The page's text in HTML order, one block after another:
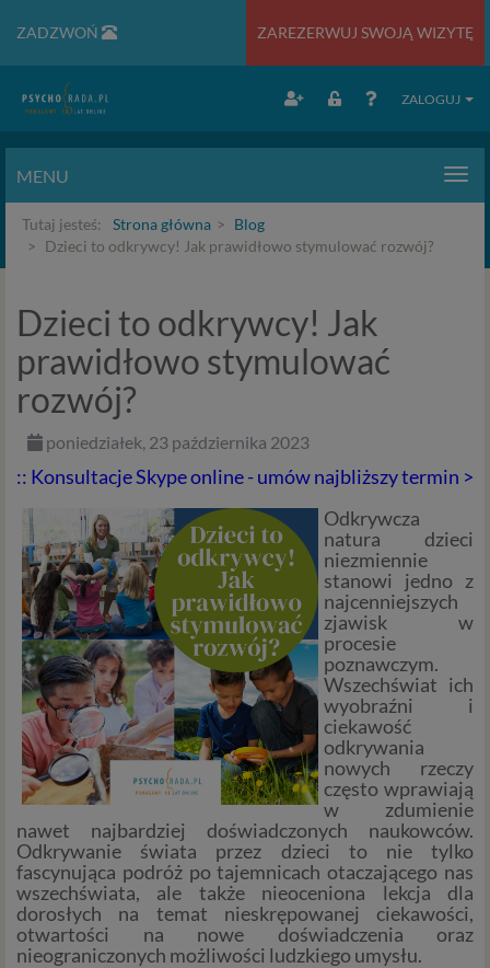
ZADZWOŃ ZAREZERWUJ SWOJĄ WIZYTĘ
ZALOGUJ
MENU
Tutaj jesteś: Strona główna
Blog
Dzieci to odkrywcy! Jak prawidłowo stymulować rozwój?
Dzieci to odkrywcy! Jak
prawidłowo stymulować
rozwój?
poniedziałek, 23 października 2023
:: Konsultacje Skype online - umów najbliższy termin >
Odkrywcza
natura dzieci
niezmiennie
stanowi jedno z
najcenniejszych
zjawisk w
procesie
poznawczym.
Wszechświat ich
wyobraźni i
ciekawość
odkrywania
nowych rzeczy
często wprawiają
w zdumienie
nawet najbardziej doświadczonych naukowców.
Odkrywanie świata przez dzieci to nie tylko
fascynująca podróż po tajemnicach otaczającego nas
wszechświata, ale także nieoceniona lekcja dla
dorosłych na temat nieskrępowanej ciekawości,
otwartości na nowe doświadczenia oraz
nieograniczonych możliwości ludzkiego umysłu.